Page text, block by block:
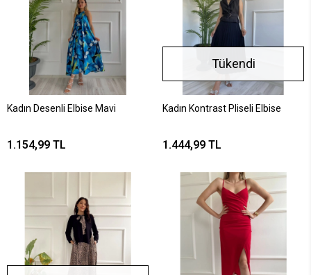
Kadın Desenli Elbise Mavi
1.154,99 TL
Tükendi
Kadın Kontrast Pliseli Elbise
1.444,99 TL